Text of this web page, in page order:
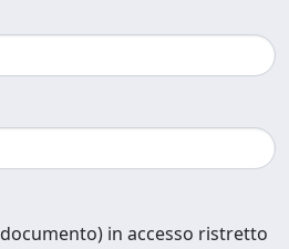
in accesso ristretto